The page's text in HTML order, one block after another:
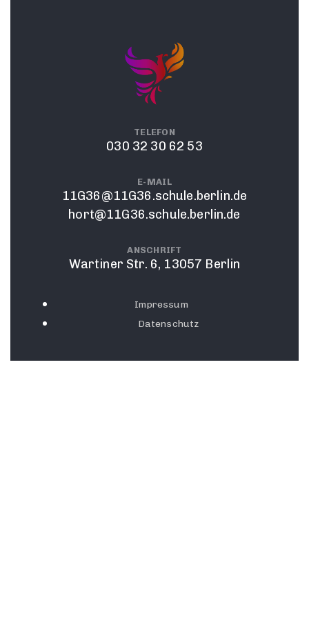
TELEFON
030 32 30 62 53
E-MAIL
11G36@11G36.schule.berlin.de
hort@11G36.schule.berlin.de
ANSCHRIFT
Wartiner Str. 6, 13057 Berlin
Impressum
Datenschutz